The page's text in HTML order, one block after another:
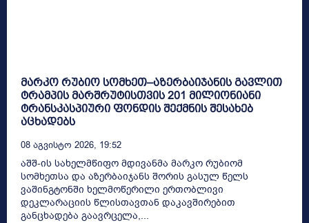
მარკო რუბიო სომხეთ–აზერბაიჯანის გავლით
ტრამპის მარშრუტისთვის 201 მილიონიანი
ტრანსკასპიური ფონდის შექმნის შესახებ
აცხადებს
08 Აგვისტო 2026, 19:52
აშშ-ის სახელმწიფო მდივანმა მარკო რუბიომ
სომხეთსა და აზერბაიჯანს შორის გასულ წელს
ვაშინგტონში ხელმოწერილი ერთობლივი
დეკლარაციის წლისთავთან დაკავშირებით
განცხადება გაავრცელა,...